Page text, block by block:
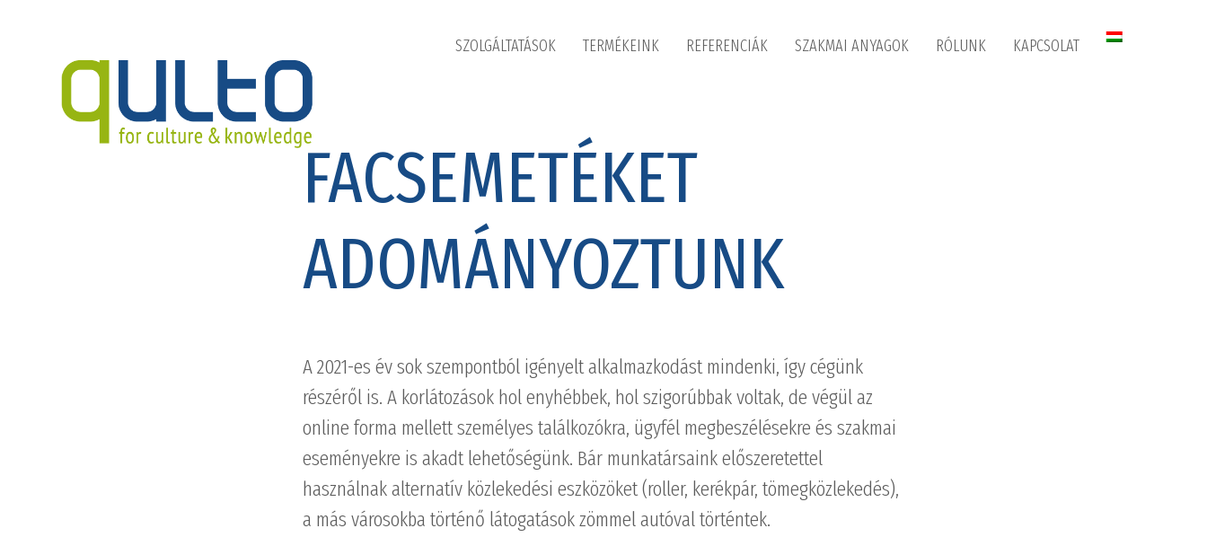
SZOLGÁLTATÁSOK TERMÉKEINK REFERENCIÁK SZAKMAI ANYAGOK RÓLUNK KAPCSOLAT
FACSEMETÉKET
ADOMÁNYOZTUNK
A 2021-es év sok szempontból igényelt alkalmazkodást mindenki, így cégünk
részéről is. A korlátozások hol enyhébbek, hol szigorúbbak voltak, de végül az
online forma mellett személyes találkozókra, ügyfél megbeszélésekre és szakmai
eseményekre is akadt lehetőségünk. Bár munkatársaink előszeretettel
használnak alternatív közlekedési eszközöket (roller, kerékpár, tömegközlekedés),
a más városokba történő látogatások zömmel autóval történtek.